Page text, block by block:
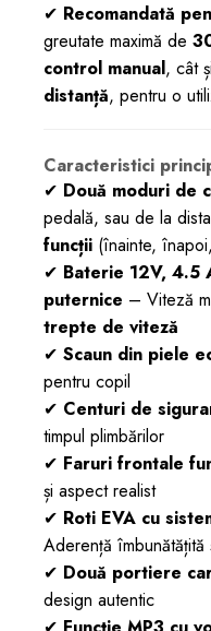
✔ Recomandată
greutate maximă de
control manual, cât și
distanță, pentru o
Caracteristici
✔ Două moduri de
pedală, sau de la
funcții (înainte,
✔ Baterie 12V, 4.5
puternice – Viteză
trepte de viteză
✔ Scaun din piele
pentru copil
✔ Centuri de
timpul plimbărilor
✔ Faruri frontale
și aspect realist
✔ Roti EVA cu
Aderență îmbunătățită
✔ Două portiere
design autentic